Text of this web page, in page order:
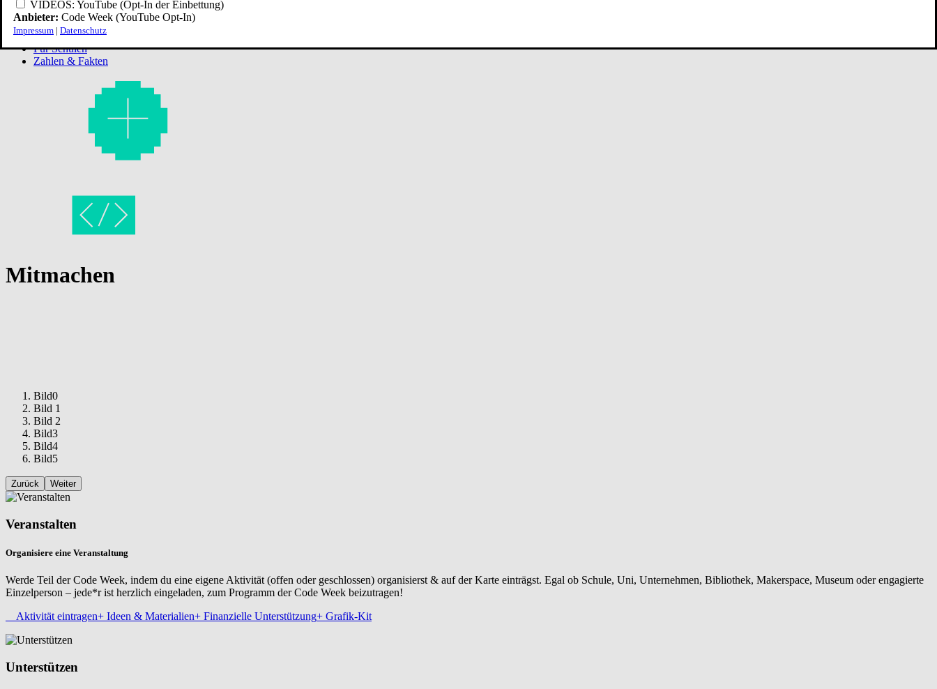
Programm
Community
Regio-Hubs
Für Schulen
Zahlen & Fakten
Mitmachen
Bild0
Bild 1
Bild 2
Bild3
Bild4
Bild5
Zurück Weiter
Veranstalten
Organisiere eine Veranstaltung
Werde Teil der Code Week, indem du eine eigene Aktivität (offen oder geschlossen) organisierst & auf der Karte einträgst. Egal ob Schule, Uni, Unternehmen, Bibliothek, Makerspace, Museum oder engagierte
Einzelperson – jede*r ist herzlich eingeladen, zum Programm der Code Week beizutragen!
Aktivität eintragen+ Ideen & Materialien+ Finanzielle Unterstützung+ Grafik-Kit
Unterstützen
VIDEOS: YouTube (Opt-In der Einbettung)
Anbieter: Code Week (YouTube Opt-In)
Impressum | Datenschutz